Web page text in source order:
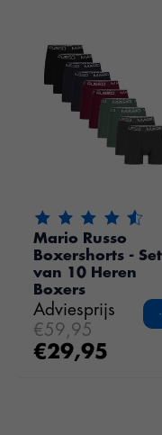
De beoordeling
Mario Russo
Boxershorts - Set
van 10 Heren
Boxers
Adviesprijs
€59,95
€29,95